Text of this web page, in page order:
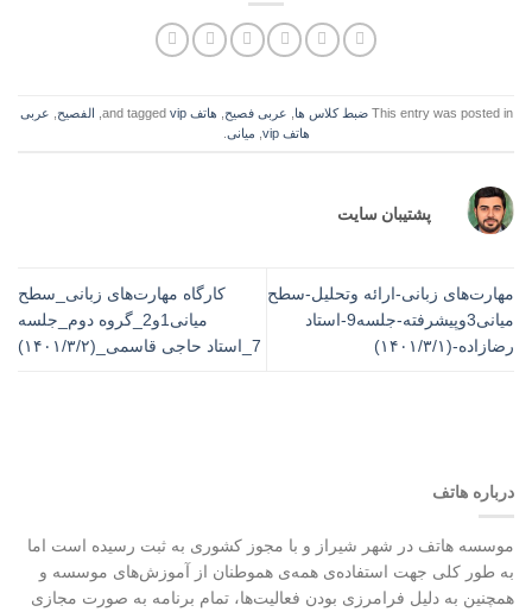
درباره هاتف
موسسه هاتف در شهر شیراز و با مجوز کشوری به ثبت رسیده است اما
به طور کلی جهت استفاده‌ی همه‌ی هموطنان از آموزش‌های موسسه و
همچنین به دلیل فرامرزی بودن فعالیت‌ها، تمام برنامه به صورت مجازی
This entry was posted in ضبط کلاس ها عربی فصیح هاتف and tagged
vip الفصيح
عربی
هاتف vip
میانی
پشتیبان سایت
مهارت‌های زبانی-ارائه وتحلیل-سطح
میانی3وپیشرفته-جلسه9-استاد
رضازاده-(۱۴۰۱/۳/۱)
کارگاه مهارت‌های زبانی_سطح
میانی1و2_گروه دوم_جلسه
7_استاد حاجی قاسمی_(۱۴۰۱/۳/۲)